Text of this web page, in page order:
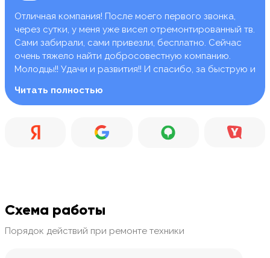
Отличная компания! После моего первого звонка,
через сутки, у меня уже висел отремонтированный тв.
Сами забирали, сами привезли, бесплатно. Сейчас
очень тяжело найти добросовестную компанию.
Молодцы!! Удачи и развития!! И спасибо, за быструю и
Читать полностью
Схема работы
Порядок действий при ремонте техники